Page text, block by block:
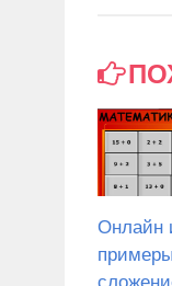
Онлайн